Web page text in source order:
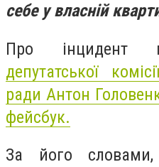
себе у власній
Про інцидент
депутатської
ради Антон
фейсбук.
За його словами,